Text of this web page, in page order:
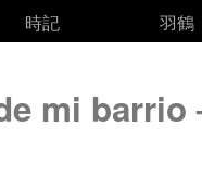
時記
羽鶴
mi barrio